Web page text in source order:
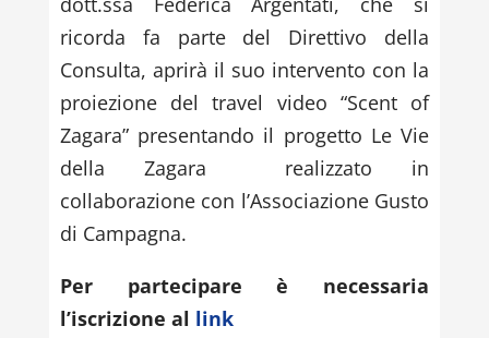
ricorda fa parte del Direttivo della
Consulta, aprirà il suo intervento con la
proiezione del travel video “Scent of
Zagara” presentando il progetto Le Vie
della Zagara realizzato in
collaborazione con l’Associazione Gusto
di Campagna.
Per partecipare è necessaria
l’iscrizione al link